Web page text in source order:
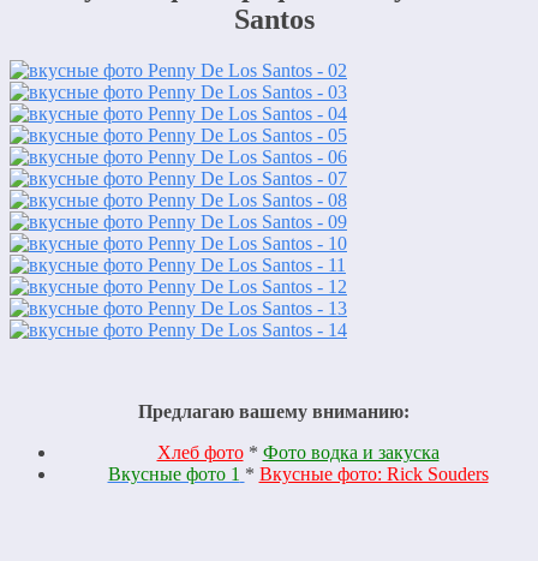
Santos
Предлагаю вашему вниманию:
Хлеб фото * Фото водка и закуска
Вкусные фото 1 * Вкусные фото: Rick Souders